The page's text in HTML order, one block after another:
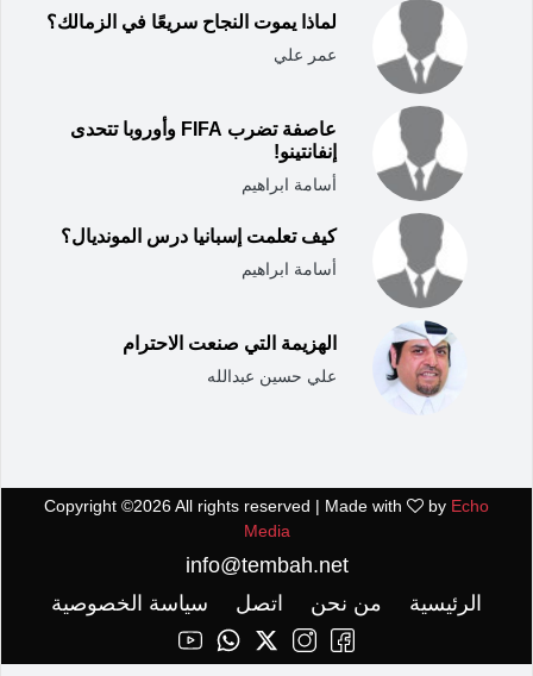
لماذا يموت النجاح سريعًا في الزمالك؟
عمر علي
عاصفة تضرب FIFA وأوروبا تتحدى
إنفانتينو!
أسامة ابراهيم
كيف تعلمت إسبانيا درس المونديال؟
أسامة ابراهيم
الهزيمة التي صنعت الاحترام
علي حسين عبدالله
Copyright ©2026 All rights reserved | Made with by Echo
Media
info@tembah.net
الرئيسية
من نحن اتصل سياسة الخصوصية